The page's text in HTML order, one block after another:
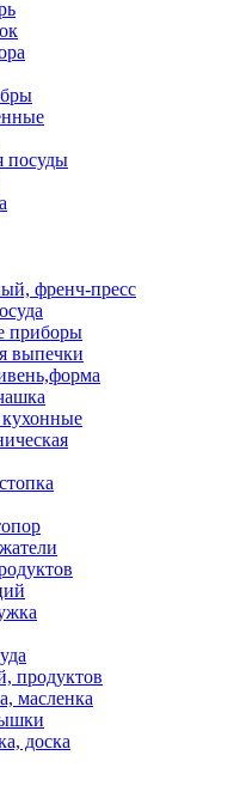
посуды
френч-пресс
приборы
выпечки
продуктов
масленка
доска